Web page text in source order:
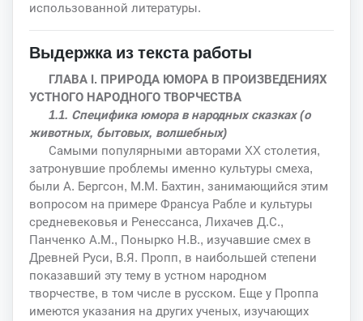
использованной литературы.
Выдержка из текста работы
ГЛАВА I. ПРИРОДА ЮМОРА В ПРОИЗВЕДЕНИЯХ
УСТНОГО НАРОДНОГО ТВОРЧЕСТВА
1.1. Специфика юмора в народных сказках (о
животных, бытовых, волшебных)
Самыми популярными авторами XX столетия,
затронувшие проблемы именно культуры смеха,
были А. Бергсон, М.М. Бахтин, занимающийся этим
вопросом на примере Франсуа Рабле и культуры
средневековья и Ренессанса, Лихачев Д.С.,
Панченко А.М., Понырко Н.В., изучавшие смех в
Древней Руси, В.Я. Пропп, в наибольшей степени
показавший эту тему в устном народном
творчестве, в том числе в русском. Еще у Проппа
имеются указания на других ученых, изучающих